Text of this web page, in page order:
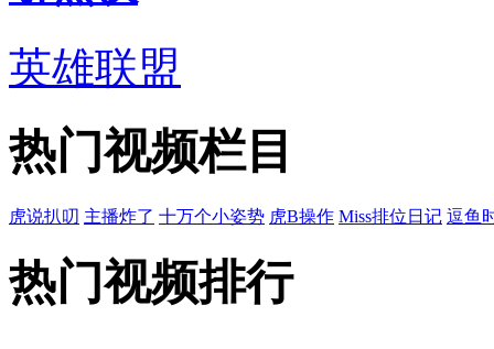
英雄联盟
热门视频栏目
虎说扒叨 主播炸了 十万个小姿势 虎B操作 Miss排位日记 逗鱼
热门视频排行